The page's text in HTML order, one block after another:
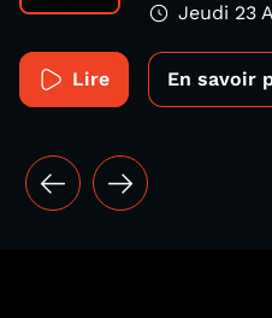
Jeudi 23
Lire En savoir